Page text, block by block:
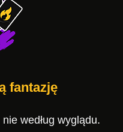
fantazję
według wyglądu.